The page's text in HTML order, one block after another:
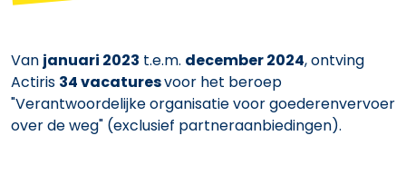
Van januari 2023 t.e.m. december 2024, ontving
Actiris 34 vacaturesvoor het beroep
"Verantwoordelijke organisatie voor goederenvervoer
over de weg" (exclusief partneraanbiedingen).